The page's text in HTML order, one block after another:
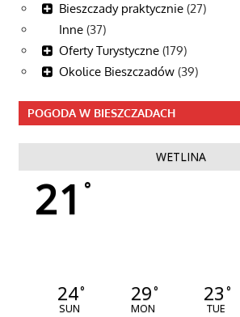
Bieszczady praktycznie (27)
Inne (37)
Oferty Turystyczne (179)
Okolice Bieszczadów (39)
POGODA W BIESZCZADACH
WETLINA
21 °
24°
SUN
29°
MON
23 °
TUE